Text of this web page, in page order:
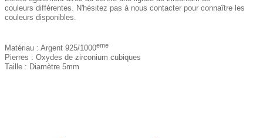
couleurs différentes. N'hésitez pas à nous contacter pour connaître les
couleurs disponibles.
Matériau : Argent 925/1000eme
Pierres : Oxydes de zirconium cubiques
Taille : Diamètre 5mm